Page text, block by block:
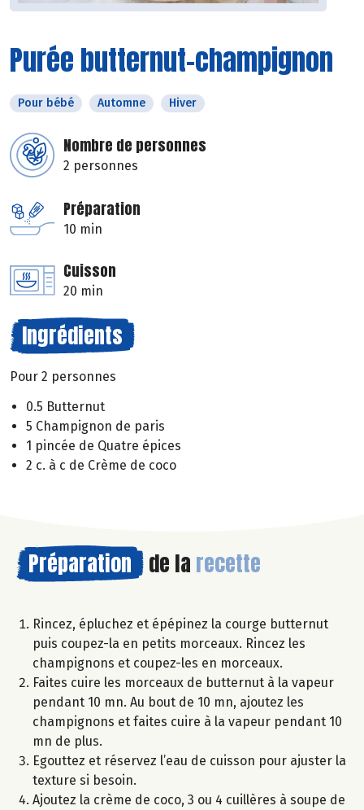
Purée butternut-champignon
Pour bébé Automne Hiver
Nombre de personnes
2 personnes
Préparation
10 min
Cuisson
20 min
Ingrédients
Pour 2 personnes
0.5 Butternut
5 Champignon de paris
1 pincée de Quatre épices
2 c. à c de Crème de coco
Préparation de la recette
Rincez, épluchez et épépinez la courge butternut
puis coupez-la en petits morceaux. Rincez les
champignons et coupez-les en morceaux.
Faites cuire les morceaux de butternut à la vapeur
pendant 10 mn. Au bout de 10 mn, ajoutez les
champignons et faites cuire à la vapeur pendant 10
mn de plus.
Egouttez et réservez l’eau de cuisson pour ajuster la
texture si besoin.
Ajoutez la crème de coco, 3 ou 4 cuillères à soupe de